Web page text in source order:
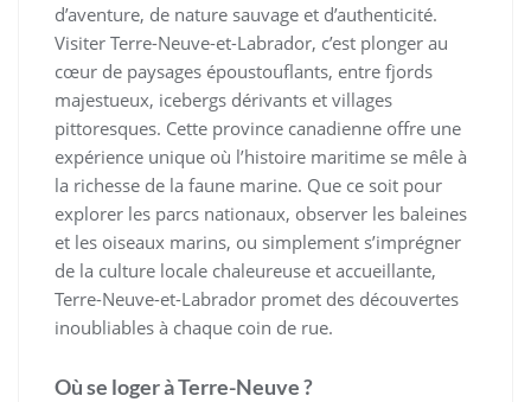
d’aventure, de nature sauvage et d’authenticité.
Visiter Terre-Neuve-et-Labrador, c’est plonger au
cœur de paysages époustouflants, entre fjords
majestueux, icebergs dérivants et villages
pittoresques. Cette province canadienne offre une
expérience unique où l’histoire maritime se mêle à
la richesse de la faune marine. Que ce soit pour
explorer les parcs nationaux, observer les baleines
et les oiseaux marins, ou simplement s’imprégner
de la culture locale chaleureuse et accueillante,
Terre-Neuve-et-Labrador promet des découvertes
inoubliables à chaque coin de rue.
Où se loger à Terre-Neuve ?